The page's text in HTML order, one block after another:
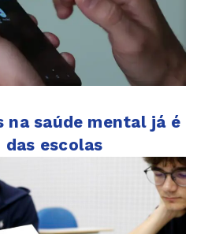
na saúde mental já é
escolas